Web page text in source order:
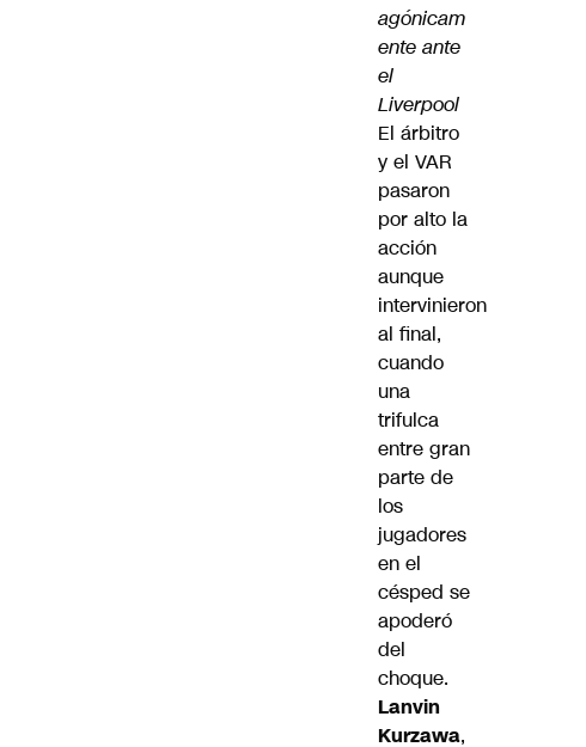
agónicam
ente ante
el
Liverpool
El árbitro
y el VAR
pasaron
por alto la
acción
aunque
intervinieron
al final,
cuando
una
trifulca
entre gran
parte de
los
jugadores
en el
césped se
apoderó
del
choque.
Lanvin
Kurzawa,